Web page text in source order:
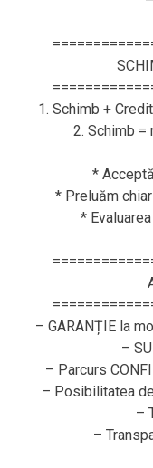
1. Schimb +
2. Schimb =
*
* Preluăm
*
– GARANȚIE la
–
– Parcurs
– Posibilitatea
–
–